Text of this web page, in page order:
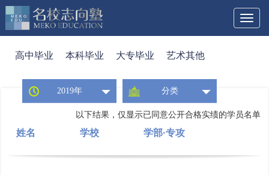
Toggle
高中毕业 本科毕业 大专毕业 艺术其他
2019年 分类
以下结果，仅显示已同意公开合格实绩的学员名单
姓名 学校 学部·专攻